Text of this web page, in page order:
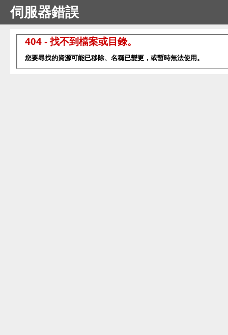
伺服器錯誤
404 - 找不到檔案或目錄。
您要尋找的資源可能已移除、名稱已變更，或暫時無法使用。